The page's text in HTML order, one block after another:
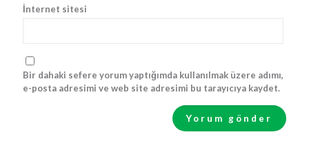
İnternet sitesi
Bir dahaki sefere yorum yaptığımda kullanılmak üzere adımı,
e-posta adresimi ve web site adresimi bu tarayıcıya kaydet.